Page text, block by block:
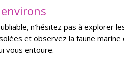
n’hésitez pas à
et observez la faune
vous entoure.